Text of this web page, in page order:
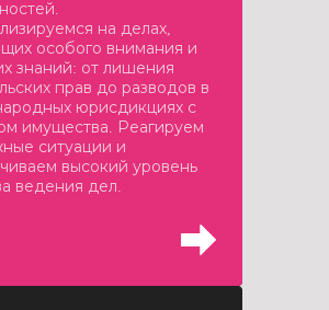
на делах,
особого внимания и
знаний: от лишения
прав до разводов в
юрисдикциях с
имущества. Реагируем
ситуации и
высокий уровень
ведения дел.